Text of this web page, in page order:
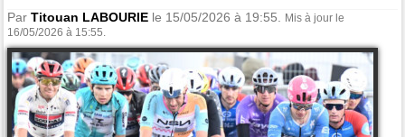
ParTitouan LABOURIE le 15/05/2026 à 19:55.
Mis à jour le
16/05/2026 à 15:55.